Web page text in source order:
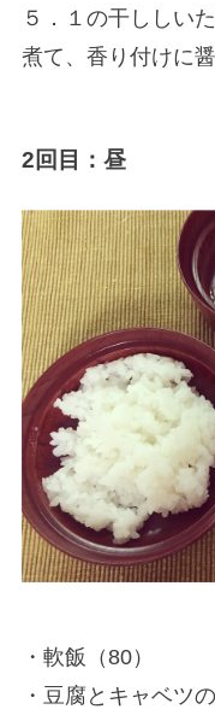
５．１の干ししい
煮て、香り付けに
2回目：昼
・軟飯（80）
・豆腐とキャベツ